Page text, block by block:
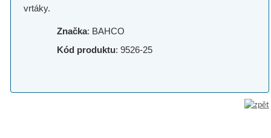
vrtáky.
Značka: BAHCO
Kód produktu: 9526-25